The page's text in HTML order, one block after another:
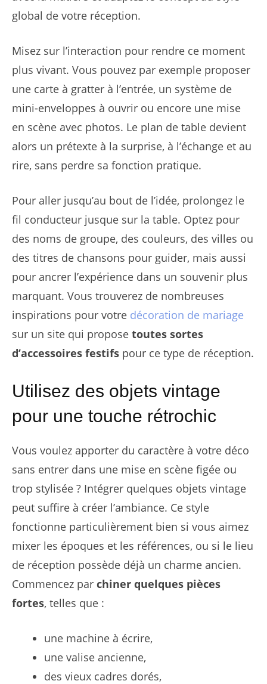
global de votre réception.
Misez sur l’interaction pour rendre ce moment
plus vivant. Vous pouvez par exemple proposer
une carte à gratter à l’entrée, un système de
mini-enveloppes à ouvrir ou encore une mise
en scène avec photos. Le plan de table devient
alors un prétexte à la surprise, à l’échange et au
rire, sans perdre sa fonction pratique.
Pour aller jusqu’au bout de l’idée, prolongez le
fil conducteur jusque sur la table. Optez pour
des noms de groupe, des couleurs, des villes ou
des titres de chansons pour guider, mais aussi
pour ancrer l’expérience dans un souvenir plus
marquant. Vous trouverez de nombreuses
inspirations pour votre décoration de mariage
sur un site qui propose toutes sortes
d’accessoires festifs pour ce type de réception.
Utilisez des objets vintage
pour une touche rétrochic
Vous voulez apporter du caractère à votre déco
sans entrer dans une mise en scène figée ou
trop stylisée ? Intégrer quelques objets vintage
peut suffire à créer l’ambiance. Ce style
fonctionne particulièrement bien si vous aimez
mixer les époques et les références, ou si le lieu
de réception possède déjà un charme ancien.
Commencez par chiner quelques pièces
fortes, telles que :
une machine à écrire,
une valise ancienne,
des vieux cadres dorés,